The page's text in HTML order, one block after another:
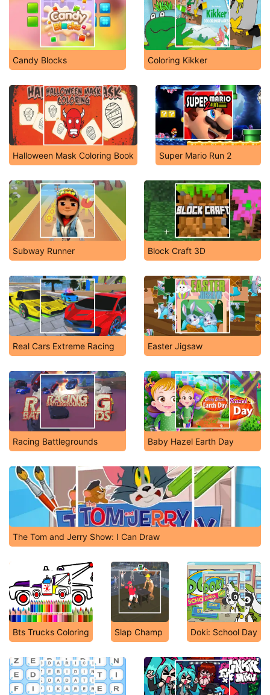
Candy Blocks Coloring Kikker
Halloween Mask Coloring Book Super Mario Run 2
Subway Runner Block Craft 3D
Real Cars Extreme Racing Easter Jigsaw
Racing Battlegrounds Baby Hazel Earth Day
The Tom and Jerry Show: I Can Draw
Bts Trucks Coloring Slap Champ Doki: School Day